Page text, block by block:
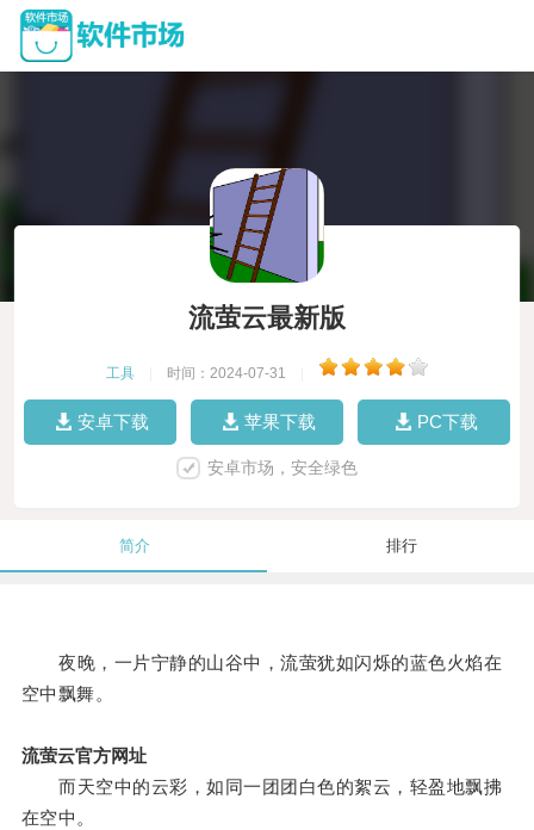
流萤云最新版
工具 时间：2024-07-31
安卓下载 苹果下载 PC下载
安卓市场，安全绿色
简介 排行
夜晚，一片宁静的山谷中，流萤犹如闪烁的蓝色火焰在
空中飘舞。
流萤云官方网址
而天空中的云彩，如同一团团白色的絮云，轻盈地飘拂
在空中。